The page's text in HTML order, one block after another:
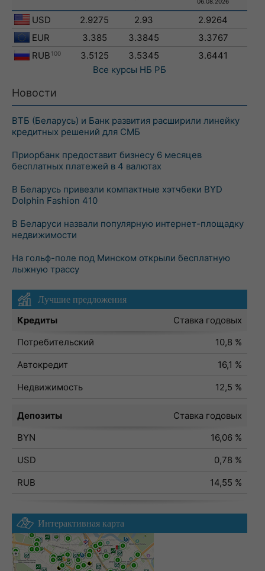
USD 2.9275 2.93
2.9264
EUR
3.385 3.3845
3.3767
RUB 100 3.5125 3.5345
3.6441
Все курсы НБ РБ
Новости
ВТБ (Беларусь) и Банк развития расширили линейку
кредитных решений для СМБ
Приорбанк предоставит бизнесу 6 месяцев
бесплатных платежей в 4 валютах
В Беларусь привезли компактные хэтчбеки BYD
Dolphin Fashion 410
В Беларуси назвали популярную интернет-площадку
недвижимости
На гольф-поле под Минском открыли бесплатную
лыжную трассу
Лучшие предложения
Кредиты
Ставка годовых
Потребительский
10,8 %
Автокредит
16,1 %
Недвижимость
12,5 %
Депозиты
Ставка годовых
BYN
16,06 %
USD
0,78 %
RUB
14,55 %
Интерактивная карта